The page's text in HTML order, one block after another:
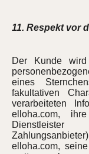
11. Respekt vor
Der Kunde
eines
fakultativen
verarbeiteten
elloha.com,
elloha.com,